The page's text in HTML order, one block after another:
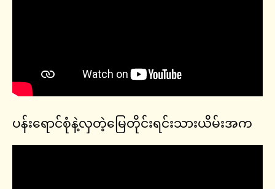
ပန်းရောင်စုံနဲ့လှတဲ့မြေတိုင်းရင်းသားယိမ်းအက